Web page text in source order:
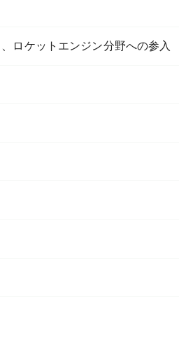
ロケットエンジン分野への参入